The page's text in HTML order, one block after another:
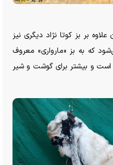
بر بز کوتا نژاد دیگری نیز
که به بز «مارواری» معروف
است و بیشتر برای گوشت و شیر